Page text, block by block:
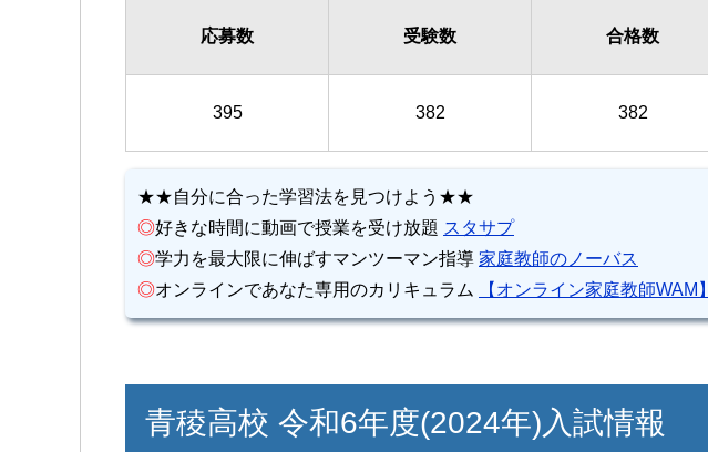
応募数 受験数 合格数
395 382 382
★★自分に合った学習法を見つけよう★★
◎好きな時間に動画で授業を受け放題 スタサプ
◎学力を最大限に伸ばすマンツーマン指導 家庭教師のノーバス
◎オンラインであなた専用のカリキュラム 【オンライン家庭教師WAM】
青稜高校 令和6年度(2024年)入試情報